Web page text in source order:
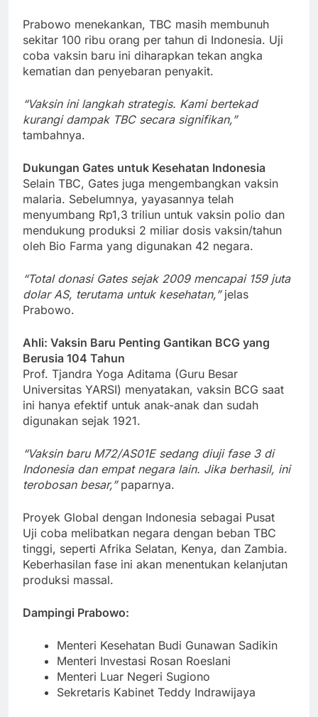
Prabowo menekankan, TBC masih membunuh
sekitar 100 ribu orang per tahun di Indonesia. Uji
coba vaksin baru ini diharapkan tekan angka
kematian dan penyebaran penyakit.
“Vaksin ini langkah strategis. Kami bertekad
kurangi dampak TBC secara signifikan,”
tambahnya.
Dukungan Gates untuk Kesehatan Indonesia
Selain TBC, Gates juga mengembangkan vaksin
malaria. Sebelumnya, yayasannya telah
menyumbang Rp1,3 triliun untuk vaksin polio dan
mendukung produksi 2 miliar dosis vaksin/tahun
oleh Bio Farma yang digunakan 42 negara.
“Total donasi Gates sejak 2009 mencapai 159 juta
dolar AS, terutama untuk kesehatan,”jelas
Prabowo.
Ahli: Vaksin Baru Penting Gantikan BCG yang
Berusia 104 Tahun
Prof. Tjandra Yoga Aditama (Guru Besar
Universitas YARSI) menyatakan, vaksin BCG saat
ini hanya efektif untuk anak-anak dan sudah
digunakan sejak 1921.
“Vaksin baru M72/AS01E sedang diuji fase 3 di
Indonesia dan empat negara lain. Jika berhasil, ini
terobosan besar,”paparnya.
Proyek Global dengan Indonesia sebagai Pusat
Uji coba melibatkan negara dengan beban TBC
tinggi, seperti Afrika Selatan, Kenya, dan Zambia.
Keberhasilan fase ini akan menentukan kelanjutan
produksi massal.
Dampingi Prabowo:
Menteri Kesehatan Budi Gunawan Sadikin
Menteri Investasi Rosan Roeslani
Menteri Luar Negeri Sugiono
Sekretaris Kabinet Teddy Indrawijaya